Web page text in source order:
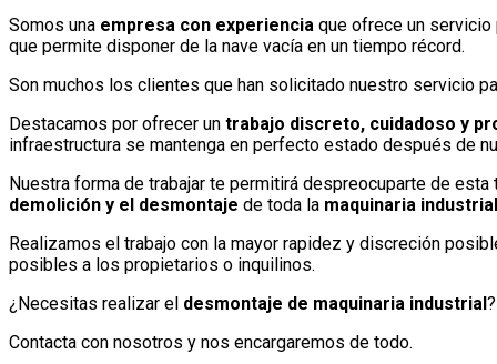
Somos una empresa con experiencia que ofrece un
que permite disponer de la nave vacía en un tiempo récord.
Son muchos los clientes que han solicitado nuestro servicio
Destacamos por ofrecer un trabajo discreto, cuidadoso y
infraestructura se mantenga en perfecto estado después de
Nuestra forma de trabajar te permitirá despreocuparte de
demolición y el desmontaje de toda la maquinaria
Realizamos el trabajo con la mayor rapidez y discreción
posibles a los propietarios o inquilinos.
¿Necesitas realizar el desmontaje de maquinaria industrial?
Contacta con nosotros y nos encargaremos de todo.